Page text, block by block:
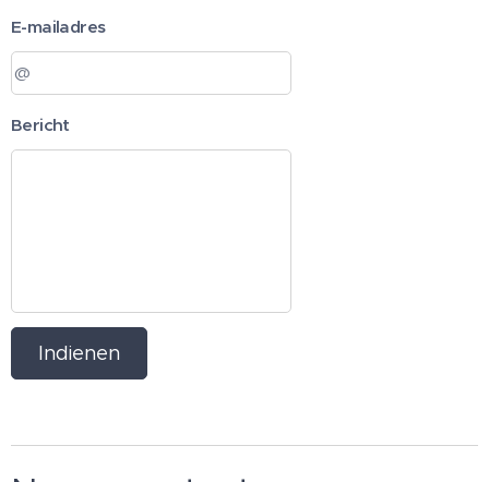
E-mailadres
Bericht
Indienen